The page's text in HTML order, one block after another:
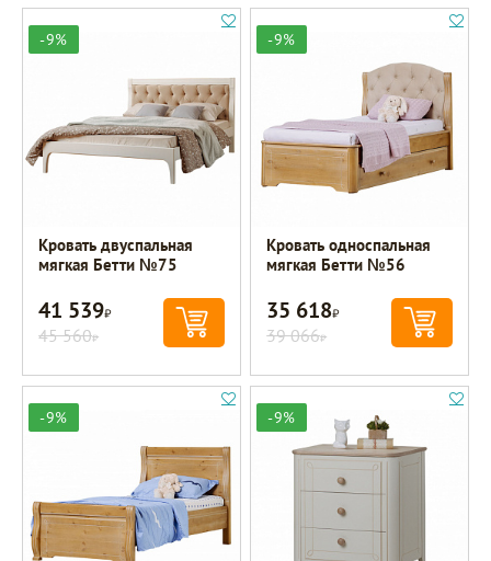
-9%
Кровать двуспальная
мягкая Бетти №75
41 539Р
45 560Р
-9%
Кровать односпальная
мягкая Бетти №56
35 618Р
39 066Р
-9% -9%